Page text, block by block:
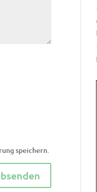
speichern.